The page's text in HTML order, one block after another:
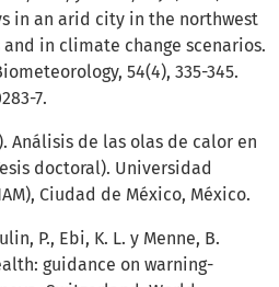
in an arid city in the northwest
in climate change scenarios.
54(4), 335-345.
7.
Análisis de las olas de calor en
doctoral). Universidad
Ciudad de México, México.
P., Ebi, K. L. y Menne, B.
guidance on warning-